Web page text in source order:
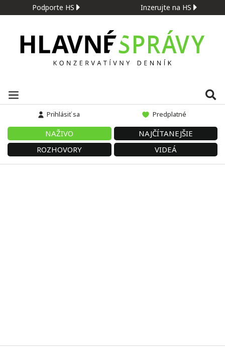
Podporte HS Inzerujte na HS
Prihlásiť sa Predplatné
NAŽIVO
NAJČÍTANEJŠIE
ROZHOVORY
VIDEÁ